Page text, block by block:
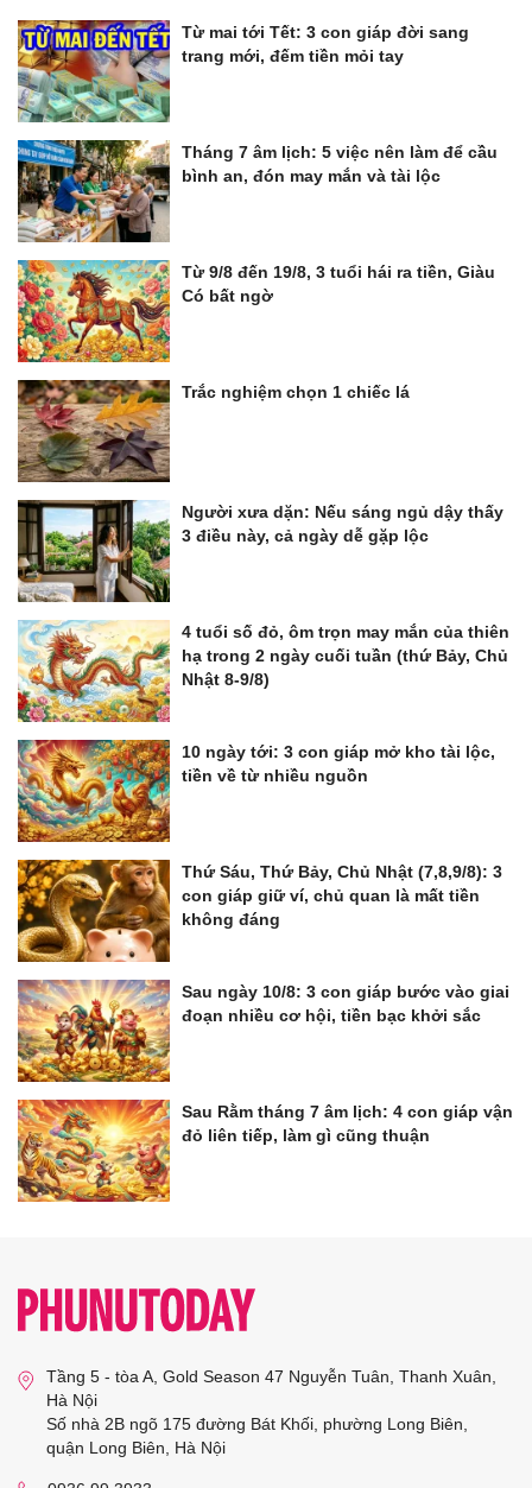
Từ mai tới Tết: 3 con giáp đời sang
trang mới, đếm tiền mỏi tay
Tháng 7 âm lịch: 5 việc nên làm để cầu
bình an, đón may mắn và tài lộc
Từ 9/8 đến 19/8, 3 tuổi hái ra tiền, Giàu
Có bất ngờ
Trắc nghiệm chọn 1 chiếc lá
Người xưa dặn: Nếu sáng ngủ dậy thấy
3 điều này, cả ngày dễ gặp lộc
4 tuổi số đỏ, ôm trọn may mắn của thiên
hạ trong 2 ngày cuối tuần (thứ Bảy, Chủ
Nhật 8-9/8)
10 ngày tới: 3 con giáp mở kho tài lộc,
tiền về từ nhiều nguồn
Thứ Sáu, Thứ Bảy, Chủ Nhật (7,8,9/8): 3
con giáp giữ ví, chủ quan là mất tiền
không đáng
Sau ngày 10/8: 3 con giáp bước vào giai
đoạn nhiều cơ hội, tiền bạc khởi sắc
Sau Rằm tháng 7 âm lịch: 4 con giáp vận
đỏ liên tiếp, làm gì cũng thuận
Tầng 5 - tòa A, Gold Season 47 Nguyễn Tuân, Thanh Xuân,
Hà Nội
Số nhà 2B ngõ 175 đường Bát Khối, phường Long Biên,
quận Long Biên, Hà Nội